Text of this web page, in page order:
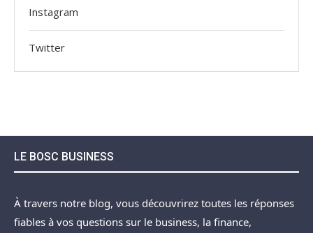
Instagram
Twitter
LE BOSC BUSINESS
À travers notre blog, vous découvrirez toutes les réponses
fiables à vos questions sur le business, la finance,